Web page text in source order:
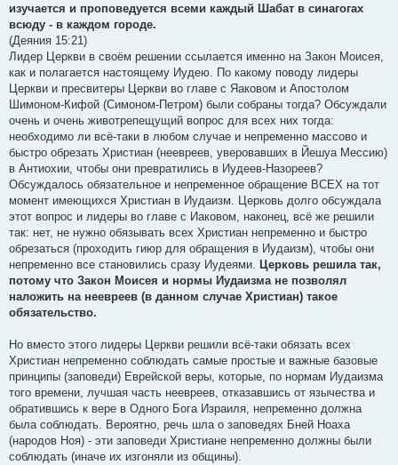
изучается и проповедуется всеми каждый Шабат в синагогах
всюду - в каждом городе.
(Деяния 15:21)
Лидер Церкви в своём решении ссылается именно на Закон Моисея,
как и полагается настоящему Иудею. По какому поводу лидеры
Церкви и пресвитеры Церкви во главе с Яаковом и Апостолом
Шимоном-Кифой (Симоном-Петром) были собраны тогда? Обсуждали
очень и очень животрепещущий вопрос для всех них тогда:
необходимо ли всё-таки в любом случае и непременно массово и
быстро обрезать Христиан (неевреев, уверовавших в Йешуа Мессию)
в Антиохии, чтобы они превратились в Иудеев-Назореев?
Обсуждалось обязательное и непременное обращение ВСЕХ на тот
момент имеющихся Христиан в Иудаизм. Церковь долго обсуждала
этот вопрос и лидеры во главе с Иаковом, наконец, всё же решили
так: нет, не нужно обязывать всех Христиан непременно и быстро
обрезаться (проходить гиюр для обращения в Иудаизм), чтобы они
непременно все становились сразу Иудеями. Церковь решила так,
потому что Закон Моисея и нормы Иудаизма не позволял
наложить на неевреев (в данном случае Христиан) такое
обязательство.
Но вместо этого лидеры Церкви решили всё-таки обязать всех
Христиан непременно соблюдать самые простые и важные базовые
принципы (заповеди) Еврейской веры, которые, по нормам Иудаизма
того времени, лучшая часть неевреев, отказавшись от язычества и
обратившись к вере в Одного Бога Израиля, непременно должна
была соблюдать. Вероятно, речь шла о заповедях Бней Ноаха
(народов Ноя) - эти заповеди Христиане непременно должны были
соблюдать (иначе их изгоняли из общины).